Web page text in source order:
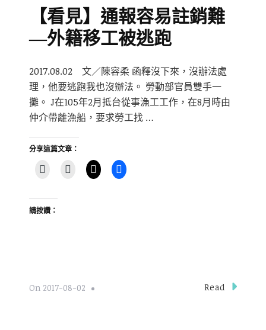
【看見】通報容易註銷難
—外籍移工被逃跑
2017.08.02 文／陳容柔 函釋沒下來，沒辦法處
理，他要逃跑我也沒辦法。 勞動部官員雙手一
攤。 J在105年2月抵台從事漁工工作，在8月時由
仲介帶離漁船，要求勞工找 …
分享這篇文章：
請按讚：
On 2017-08-02 Read